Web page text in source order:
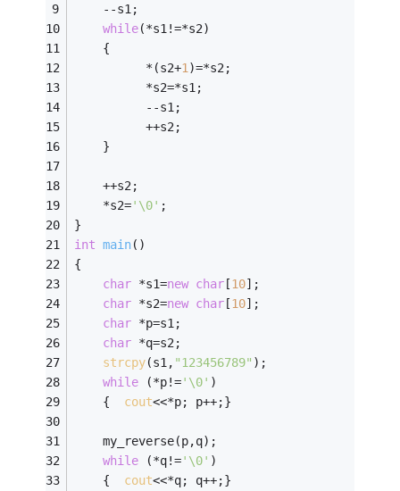
    --s1;
while(*s1!=*s2)
    {
          *(s2+
1 )=*s2;
          *s2=*s1;
          --s1;
          ++s2;
    }
    ++s2;
    *s2=
'\0' ;
}
int main()
{
char *s1=new char [10];
char *s2=new char [10];
char *p=s1;
char *q=s2;
strcpy(s1, "123456789" );
while (*p!='\0' )
    {
cout<<*p; p++;}
    my_reverse(p,q);
while (*q!='\0' )
    {
cout<<*q; q++;}